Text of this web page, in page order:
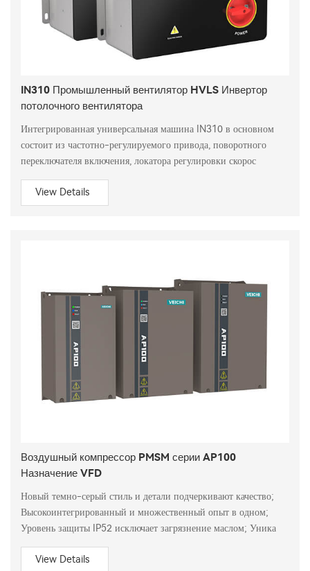
IN310 Промышленный вентилятор HVLS Инвертор
потолочного вентилятора
Интегрированная универсальная машина IN310 в основном
состоит из частотно-регулируемого привода, поворотного
переключателя включения, локатора регулировки скорос
View Details
Воздушный компрессор PMSM серии AP100
Назначение VFD
Новый темно-серый стиль и детали подчеркивают качество;
Высокоинтегрированный и множественный опыт в одном;
Уровень защиты IP52 исключает загрязнение маслом; Уника
View Details